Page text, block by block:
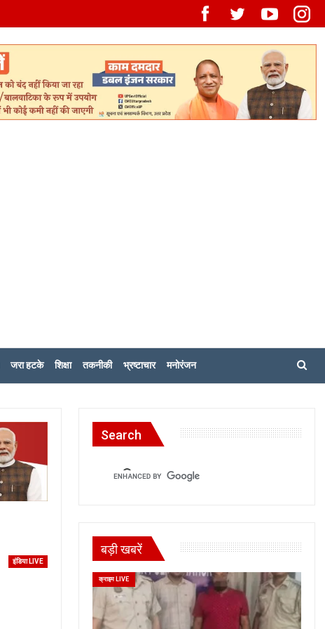
जरा हटके शिक्षा तकनीकी भ्रष्टाचार मनोरंजन
इंडिया LIVE
Search
बड़ी खबरें
क्राइम LIVE